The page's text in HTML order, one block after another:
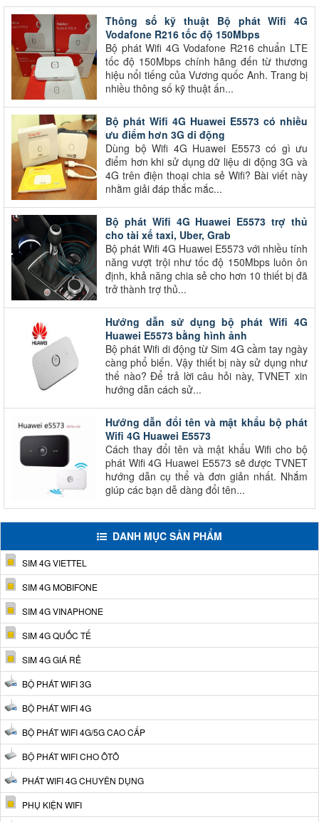
Thông số kỹ thuật Bộ phát Wifi 4G
Vodafone R216 tốc độ 150Mbps
Bộ phát Wifi 4G Vodafone R216 chuẩn LTE
tốc độ 150Mbps chính hãng đến từ thương
hiệu nổi tiếng của Vương quốc Anh. Trang bị
nhiều thông số kỹ thuật ấn...
Bộ phát Wifi 4G Huawei E5573 có nhiều
ưu điểm hơn 3G di động
Dùng bộ Wifi 4G Huawei E5573 có gì ưu
điểm hơn khi sử dụng dữ liệu di động 3G và
4G trên điện thoại chia sẻ Wifi? Bài viết này
nhằm giải đáp thắc mắc...
Bộ phát Wifi 4G Huawei E5573 trợ thủ
cho tài xế taxi, Uber, Grab
Bộ phát Wifi 4G Huawei E5573 với nhiều tính
năng vượt trội như tốc độ 150Mbps luôn ôn
định, khả năng chia sẻ cho hơn 10 thiết bị đã
trở thành trợ thủ...
Hướng dẫn sử dụng bộ phát Wifi 4G
Huawei E5573 bằng hình ảnh
Bộ phát Wifi di động từ Sim 4G cầm tay ngày
càng phổ biến. Vậy thiết bị này sử dụng như
thế nào? Để trả lời câu hỏi này, TVNET xin
hướng dẫn cách sử...
Hướng dẫn đổi tên và mật khẩu bộ phát
Wifi 4G Huawei E5573
Cách thay đổi tên và mật khẩu Wifi cho bộ
phát Wifi 4G Huawei E5573 sẽ được TVNET
hướng dẫn cụ thể và đơn giản nhất. Nhắm
giúp các bạn dễ dàng đổi tên...
DANH MỤC SẢN PHẨM
SIM 4G VIETTEL
SIM 4G MOBIFONE
SIM 4G VINAPHONE
SIM 4G QUỐC TẾ
SIM 4G GIÁ RẺ
BỘ PHÁT WIFI 3G
BỘ PHÁT WIFI 4G
BỘ PHÁT WIFI 4G/5G CAO CẤP
BỘ PHÁT WIFI CHO ÔTÔ
PHÁT WIFI 4G CHUYÊN DỤNG
PHỤ KIỆN WIFI